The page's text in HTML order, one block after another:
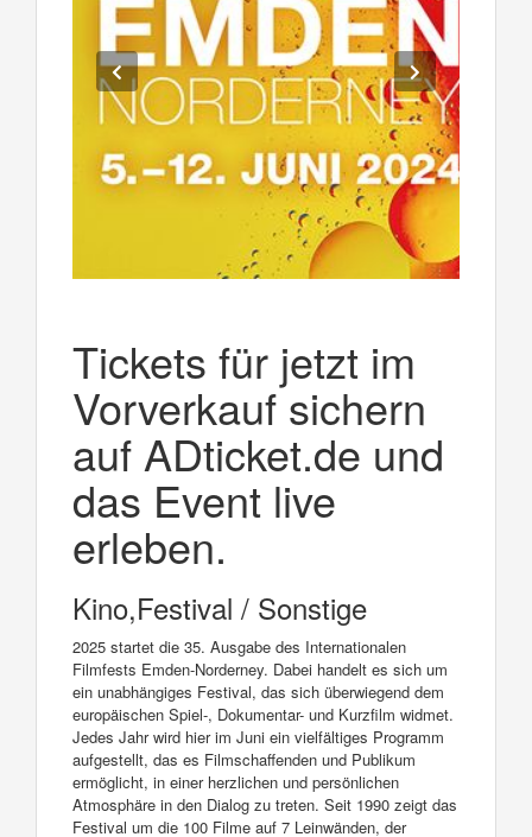
Tickets für jetzt im
Vorverkauf sichern
auf ADticket.de und
das Event live
erleben.
Kino,Festival / Sonstige
2025 startet die 35. Ausgabe des Internationalen
Filmfests Emden-Norderney. Dabei handelt es sich um
ein unabhängiges Festival, das sich überwiegend dem
europäischen Spiel-, Dokumentar- und Kurzfilm widmet.
Jedes Jahr wird hier im Juni ein vielfältiges Programm
aufgestellt, das es Filmschaffenden und Publikum
ermöglicht, in einer herzlichen und persönlichen
Atmosphäre in den Dialog zu treten. Seit 1990 zeigt das
Festival um die 100 Filme auf 7 Leinwänden, der